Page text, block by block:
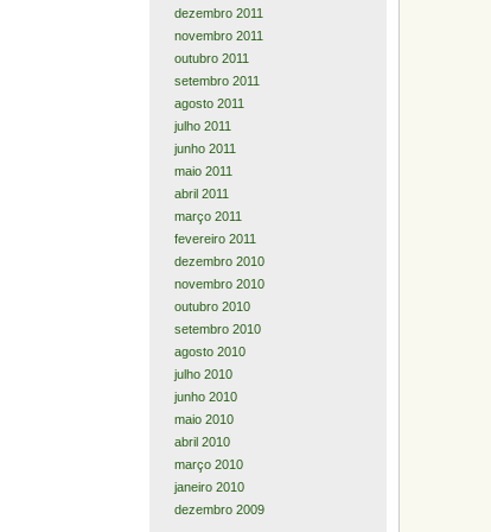
dezembro 2011
novembro 2011
outubro 2011
setembro 2011
agosto 2011
julho 2011
junho 2011
maio 2011
abril 2011
março 2011
fevereiro 2011
dezembro 2010
novembro 2010
outubro 2010
setembro 2010
agosto 2010
julho 2010
junho 2010
maio 2010
abril 2010
março 2010
janeiro 2010
dezembro 2009